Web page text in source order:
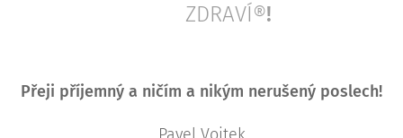
ZDRAVÍ®!
Přeji příjemný a ničím a nikým nerušený poslech!